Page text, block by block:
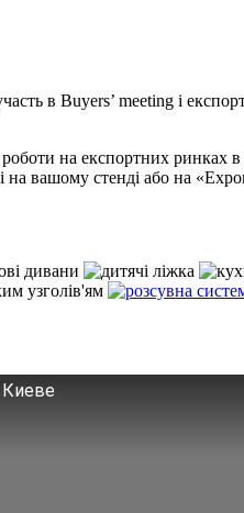
в Buyers’ meeting і
на експортних ринках
на вашому стенді або на